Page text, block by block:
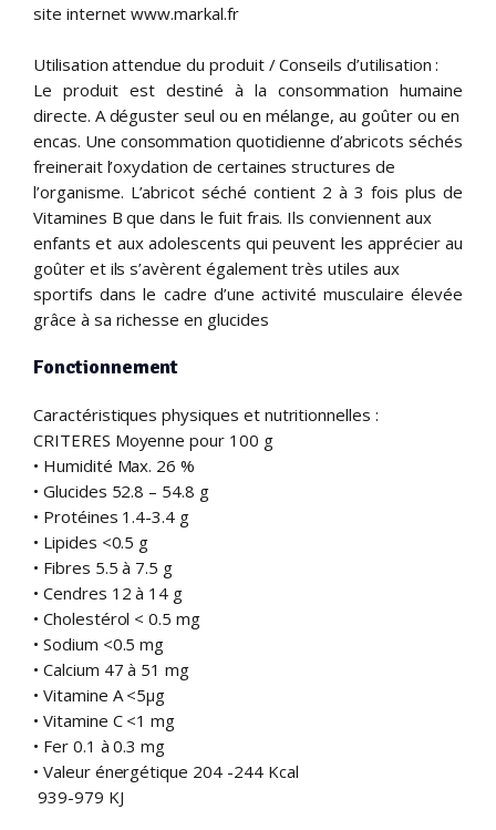
site internet www.markal.fr
Utilisation attendue du produit / Conseils d’utilisation :
Le produit est destiné à la consommation humaine
directe. A déguster seul ou en mélange, au goûter ou en
encas. Une consommation quotidienne d’abricots séchés
freinerait l’oxydation de certaines structures de
l’organisme. L’abricot séché contient 2 à 3 fois plus de
Vitamines B que dans le fuit frais. Ils conviennent aux
enfants et aux adolescents qui peuvent les apprécier au
goûter et ils s’avèrent également très utiles aux
sportifs dans le cadre d’une activité musculaire élevée
grâce à sa richesse en glucides
Fonctionnement
Caractéristiques physiques et nutritionnelles :
CRITERES Moyenne pour 100 g
• Humidité Max. 26 %
• Glucides 52.8 – 54.8 g
• Protéines 1.4-3.4 g
• Lipides <0.5 g
• Fibres 5.5 à 7.5 g
• Cendres 12 à 14 g
• Cholestérol < 0.5 mg
• Sodium <0.5 mg
• Calcium 47 à 51 mg
• Vitamine A <5µg
• Vitamine C <1 mg
• Fer 0.1 à 0.3 mg
• Valeur énergétique 204 -244 Kcal
939-979 KJ